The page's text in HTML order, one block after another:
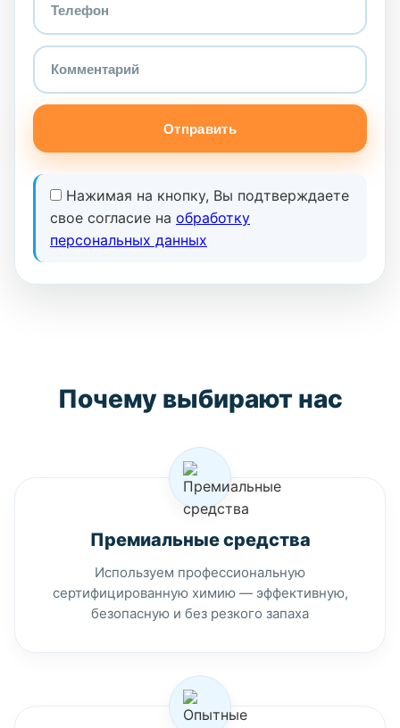
Отправить
Нажимая на кнопку, Вы подтверждаете
свое согласие на обработку
персональных данных
Почему выбирают нас
Премиальные средства
Используем профессиональную
сертифицированную химию — эффективную,
безопасную и без резкого запаха